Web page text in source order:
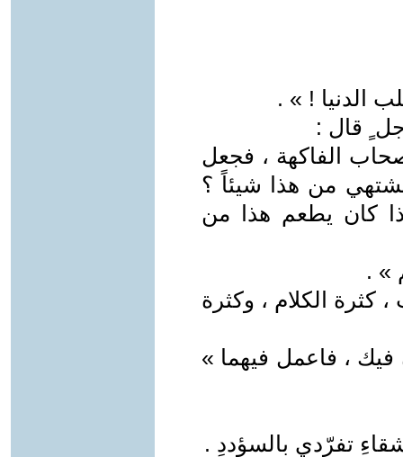
الدنيا ! » .
قال :
الفاكهة ، فجعل
من هذا شيئاً ؟
كان يطعم هذا من
» .
كثرة الكلام ، وكثرة
فيك ، فاعمل فيهما »
تفرّدي بالسؤددِ .